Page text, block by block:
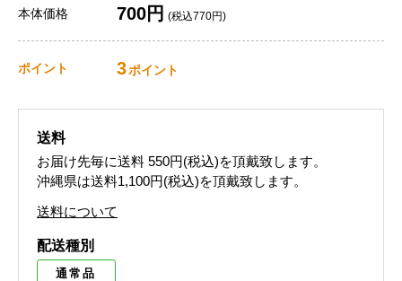
本体価格 700円 (税込770円)
ポイント 3ポイント
送料
お届け先毎に送料 550円(税込)を頂戴致します。
沖縄県は送料1,100円(税込)を頂戴致します。
送料について
配送種別
通常品